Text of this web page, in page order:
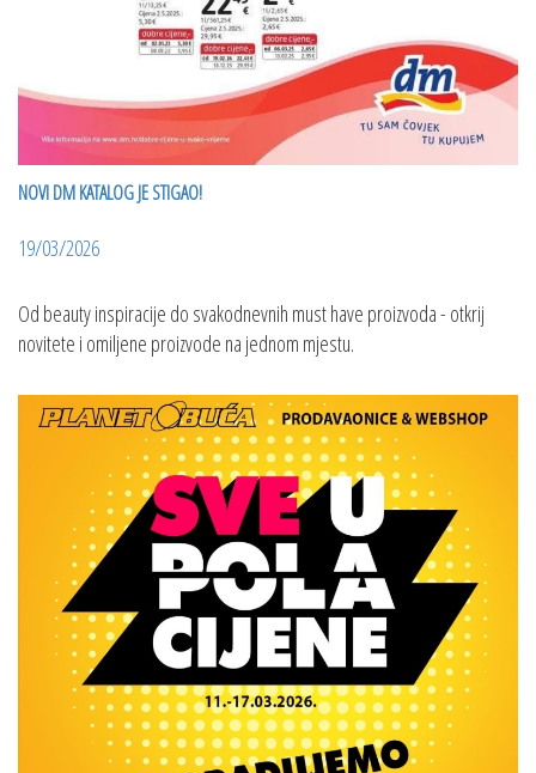
NOVI DM KATALOG JE STIGAO!
19/03/2026
Od beauty inspiracije do svakodnevnih must have proizvoda - otkrij
novitete i omiljene proizvode na jednom mjestu.